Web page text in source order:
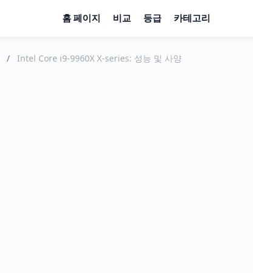
홈 페이지 비교 등급 카테고리
/ Intel Core i9-9960X X-series: 성능 및 사양